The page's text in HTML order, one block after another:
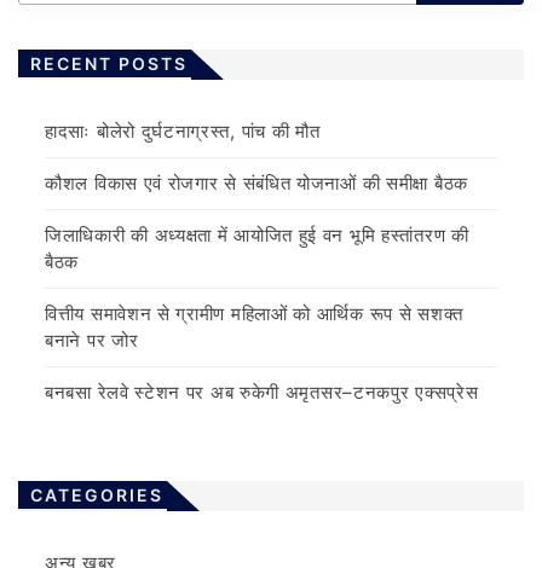
RECENT POSTS
हादसाः बोलेरो दुर्घटनाग्रस्त, पांच की मौत
कौशल विकास एवं रोजगार से संबंधित योजनाओं की समीक्षा बैठक
जिलाधिकारी की अध्यक्षता में आयोजित हुई वन भूमि हस्तांतरण की
बैठक
वित्तीय समावेशन से ग्रामीण महिलाओं को आर्थिक रूप से सशक्त
बनाने पर जोर
बनबसा रेलवे स्टेशन पर अब रुकेगी अमृतसर–टनकपुर एक्सप्रेस
CATEGORIES
अन्य खबर